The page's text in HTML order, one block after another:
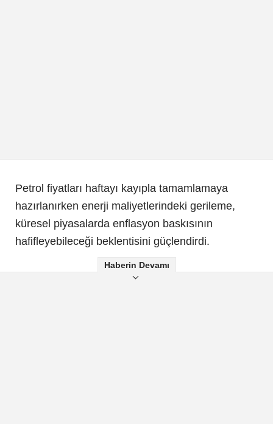
Petrol fiyatları haftayı kayıpla tamamlamaya
hazırlanırken enerji maliyetlerindeki gerileme,
küresel piyasalarda enflasyon baskısının
hafifleyebileceği beklentisini güçlendirdi.
Haberin Devamı